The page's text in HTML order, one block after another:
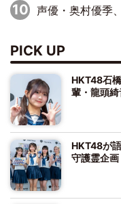
声優・奥村優季、初ソログラビアで初ソロ表紙
PICK UP
HKT48石
輩・龍頭
HKT48が
守護霊企